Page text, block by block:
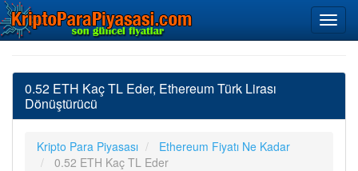
0.52 ETH Kaç TL Eder, Ethereum Türk Lirası
Dönüştürücü
Kripto Para Piyasası
Ethereum Fiyatı Ne Kadar
0.52 ETH Kaç TL Eder